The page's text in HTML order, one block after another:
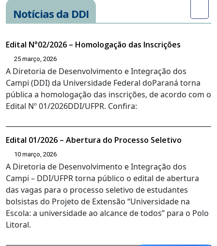
Notícias da DDI
Edital N°02/2026 – Homologação das Inscrições
25 março, 2026
A Diretoria de Desenvolvimento e Integração dos
Campi (DDI) da Universidade Federal doParaná torna
pública a homologação das inscrições, de acordo com o
Edital Nº 01/2026DDI/UFPR. Confira:
Edital 01/2026 – Abertura do Processo Seletivo
10 março, 2026
A Diretoria de Desenvolvimento e Integração dos
Campi – DDI/UFPR torna público o edital de abertura
das vagas para o processo seletivo de estudantes
bolsistas do Projeto de Extensão “Universidade na
Escola: a universidade ao alcance de todos” para o Polo
Litoral.